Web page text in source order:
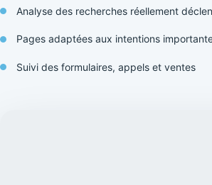
Analyse des recherches réellement
Pages adaptées aux intentions
Suivi des formulaires, appels et ventes